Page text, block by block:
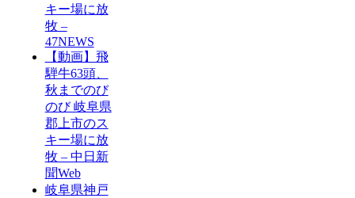
キー場に放
牧 –
47NEWS
【動画】飛
騨牛63頭、
秋までのび
のび 岐阜県
郡上市のス
キー場に放
牧 – 中日新
聞Web
岐阜県神戸